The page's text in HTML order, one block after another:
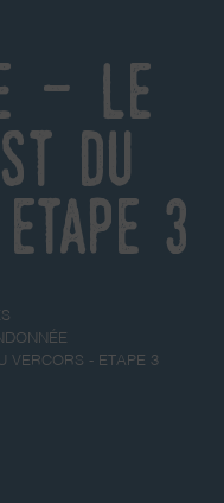
- Le
du
3
VERCORS - ETAPE 3